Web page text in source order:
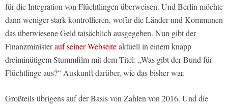
für die Integration von Flüchtlingen überweisen. Und Berlin möchte
dann weniger stark kontrollieren, wofür die Länder und Kommunen
das überwiesene Geld tatsächlich ausgegeben. Nun gibt der
Finanzministerauf seiner Webseiteaktuell in einem knapp
dreiminütigem Stummfilm mit dem Titel: „Was gibt der Bund für
Flüchtlinge aus?“ Auskunft darüber, wie das bisher war.
Großteils übrigens auf der Basis von Zahlen von 2016. Und die